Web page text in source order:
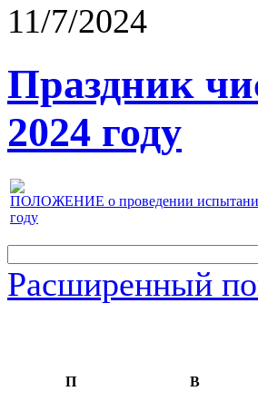
11/7/2024
Праздник
2024 году
ПОЛОЖЕНИЕ о проведении испытаний
году
Расширенный
П В